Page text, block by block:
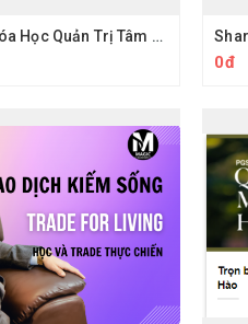
Khóa Học Quản Trị Tâm Lý Chứng Khoán Da Vinci Academy
0đ